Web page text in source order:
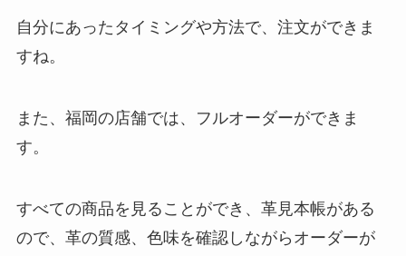
自分にあったタイミングや方法で、注文ができま
すね。
また、福岡の店舗では、フルオーダーができま
す。
すべての商品を見ることができ、革見本帳がある
ので、革の質感、色味を確認しながらオーダーが